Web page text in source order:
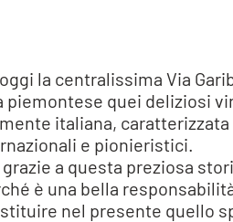
la centralissima Via
piemontese quei deliziosi
italiana,
e pionieristici.
a questa preziosa
è una bella
nel presente quello